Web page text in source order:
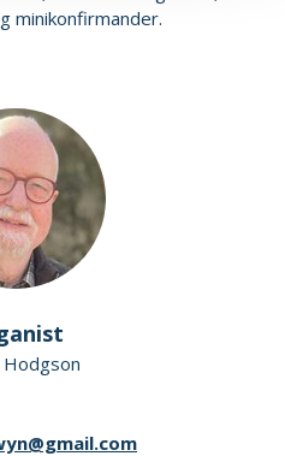
minikonfirmander.